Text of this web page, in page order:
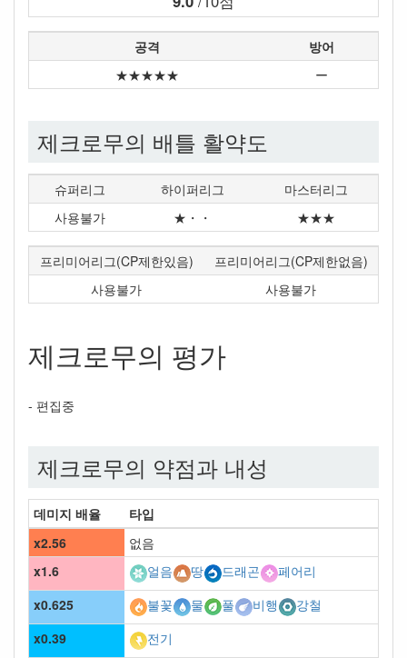
공격
방어
★★★★★
ー
제크로무의 배틀 활약도
슈퍼리그 하이퍼리그
마스터리그
사용불가
★・・ ★★★
프리미어리그(CP제한있음)
프리미어리그(CP제한없음)
사용불가
사용불가
제크로무의 평가
- 편집중
제크로무의 약점과 내성
데미지 배율
타입
x2.56
없음
x1.6
얼음 땅 드래곤
페어리
x0.625
불꽃 물 풀 비행
강철
x0.39
전기